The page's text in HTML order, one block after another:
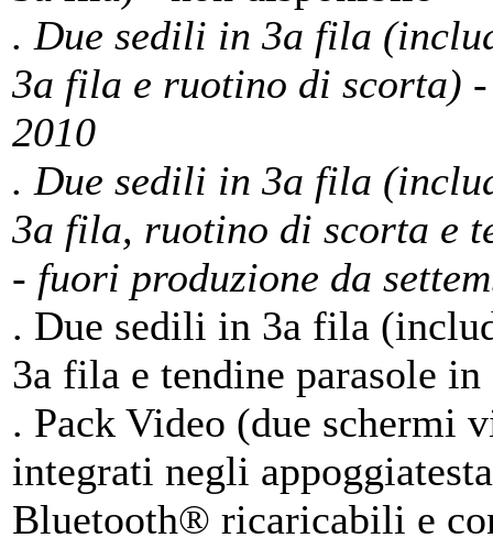
. Due sedili in 3a fila
3a fila e ruotino di scorta)
2010
. Due sedili in 3a fila
3a fila, ruotino di scorta e
- fuori produzione da
. Due sedili in 3a fila
3a fila e tendine parasole
. Pack Video (due schermi
integrati negli
Bluetooth® ricaricabili e